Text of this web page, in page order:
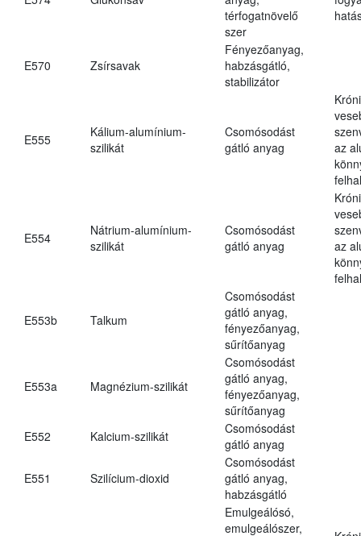
térfogatnövelő
szer
E570 Zsírsavak
Fényezőanyag,
habzásgátló,
stabilizátor
E555
Kálium-alumínium-
szilikát
Csomósodást
gátló anyag
az
E554
Nátrium-alumínium-
szilikát
Csomósodást
gátló anyag
az
E553b Talkum
Csomósodást
gátló anyag,
fényezőanyag,
sűrítőanyag
E553a Magnézium-szilikát
Csomósodást
gátló anyag,
fényezőanyag,
sűrítőanyag
E552
Kalcium-szilikát
Csomósodást
gátló anyag
E551 Szilícium-dioxid
Csomósodást
gátló anyag,
habzásgátló
Emulgeálósó,
emulgeálószer,